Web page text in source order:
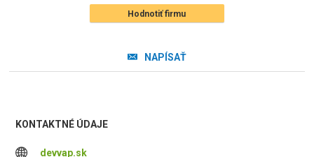
Hodnotiť firmu
NAPÍSAŤ
KONTAKTNÉ ÚDAJE
devvap.sk